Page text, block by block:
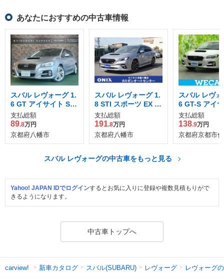
あなたにおすすめの中古車情報
スバル レヴォーグ 1.
6 GT アイサイト Sス
タイル 4WD
支払総額
89.8万円
京都府八幡市
スバル レヴォーグ 1.
8 STI スポーツ EX 4
WD
支払総額
191.8万円
京都府八幡市
スバル レヴ
6 GT-S アイ
WD
支払総額
138.9万円
京都府京都市
スバル レヴォーグの中古車をもっと見る
Yahoo! JAPAN IDでログインするとお気に入りに登録や複数見積もりがで
きるようになります。
中古車トップへ
carview! 新車カタログ スバル(SUBARU) レヴォーグ レヴォーグ